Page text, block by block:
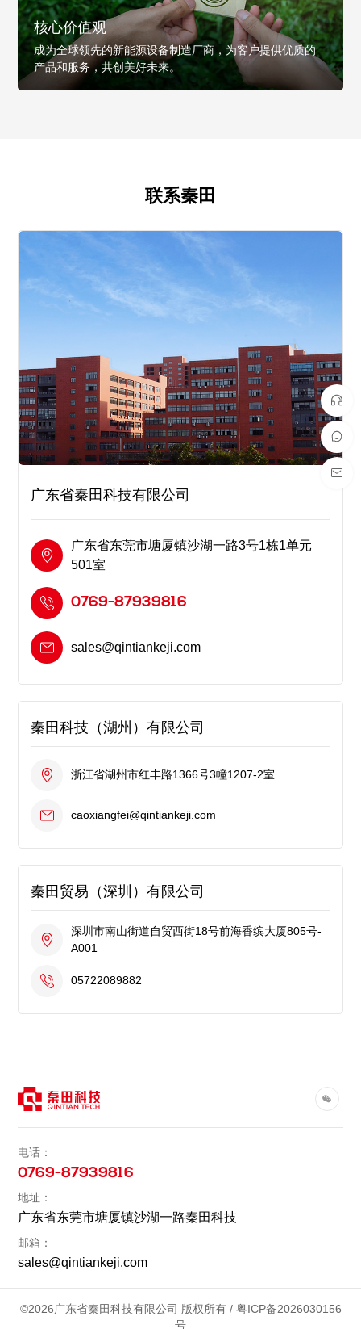
核心价值观
成为全球领先的新能源设备制造厂商，为客户提供优质的
产品和服务，共创美好未来。
联系秦田
广东省秦田科技有限公司
广东省东莞市塘厦镇沙湖一路3号1栋1单元
501室
0769-87939816
sales@qintiankeji.com
秦田科技（湖州）有限公司
浙江省湖州市红丰路1366号3幢1207-2室
caoxiangfei@qintiankeji.com
秦田贸易（深圳）有限公司
深圳市南山街道自贸西街18号前海香缤大厦805号-
A001
05722089882
电话：
0769-87939816
地址：
广东省东莞市塘厦镇沙湖一路秦田科技
邮箱：
sales@qintiankeji.com
©2026广东省秦田科技有限公司 版权所有 / 粤ICP备2026030156
号